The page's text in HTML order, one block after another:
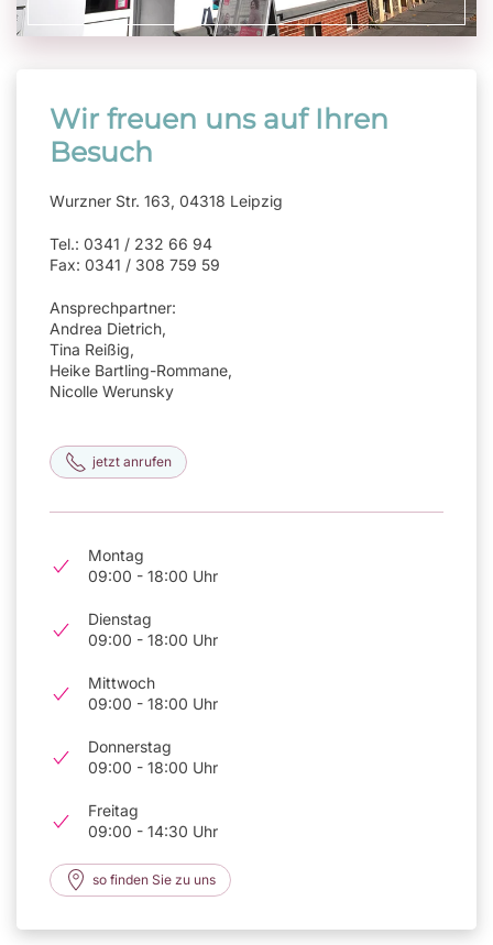
Wir freuen uns auf Ihren
Besuch
Wurzner Str. 163, 04318 Leipzig
Tel.: 0341 / 232 66 94
Fax: 0341 / 308 759 59
Ansprechpartner:
Andrea Dietrich,
Tina Reißig,
Heike Bartling-Rommane,
Nicolle Werunsky
jetzt anrufen
Montag
09:00 - 18:00 Uhr
Dienstag
09:00 - 18:00 Uhr
Mittwoch
09:00 - 18:00 Uhr
Donnerstag
09:00 - 18:00 Uhr
Freitag
09:00 - 14:30 Uhr
so finden Sie zu uns